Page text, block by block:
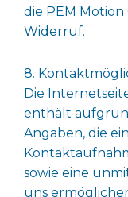
die PEM
Widerruf.
8.
Die
enthält
Angaben, die
sowie eine
uns